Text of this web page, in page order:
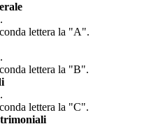
.
lettera la "A".
.
lettera la "B".
.
lettera la "C".